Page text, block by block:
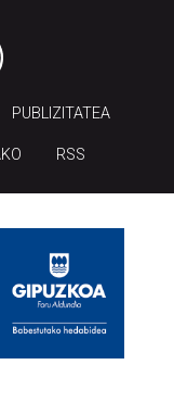
PUBLIZITATEA
RSS